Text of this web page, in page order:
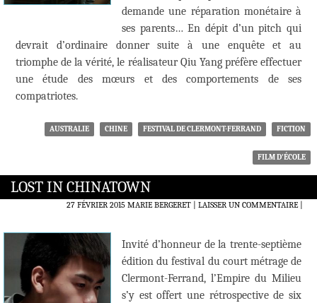
demande une réparation monétaire à
ses parents… En dépit d’un pitch qui
devrait d’ordinaire donner suite à une enquête et au
triomphe de la vérité, le réalisateur Qiu Yang préfère effectuer
une étude des mœurs et des comportements de ses
compatriotes.
AUSTRALIE CHINE FESTIVAL DE CLERMONT-FERRAND FICTION
FILM D'ÉCOLE
LOST IN CHINATOWN
27 FÉVRIER 2015 MARIE BERGERET LAISSER UN COMMENTAIRE|
Invité d’honneur de la trente-septième
édition du festival du court métrage de
Clermont-Ferrand, l’Empire du Milieu
s’y est offert une rétrospective de six